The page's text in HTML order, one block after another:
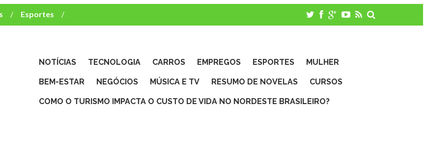
Esportes
TV
NOTÍCIAS TECNOLOGIA CARROS EMPREGOS ESPORTES MULHER
BEM-ESTAR NEGÓCIOS MÚSICA E TV RESUMO DE NOVELAS CURSOS
COMO O TURISMO IMPACTA O CUSTO DE VIDA NO NORDESTE BRASILEIRO?